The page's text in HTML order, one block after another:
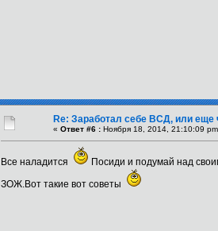
Re: Заработал себе ВСД, или еще
« Ответ #6 : Ноября 18, 2014, 21:10:09
Все наладится
Посиди и подумай над
ЗОЖ.Вот такие вот советы